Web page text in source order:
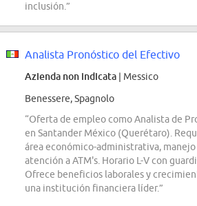
inclusión.”
Analista Pronóstico del Efectivo
Azienda non indicata | Messico
Benessere, Spagnolo
“Oferta de empleo como Analista de
en Santander México (Querétaro).
área económico-administrativa,
atención a ATM's. Horario L-V con
Ofrece beneficios laborales y
una institución financiera líder.”